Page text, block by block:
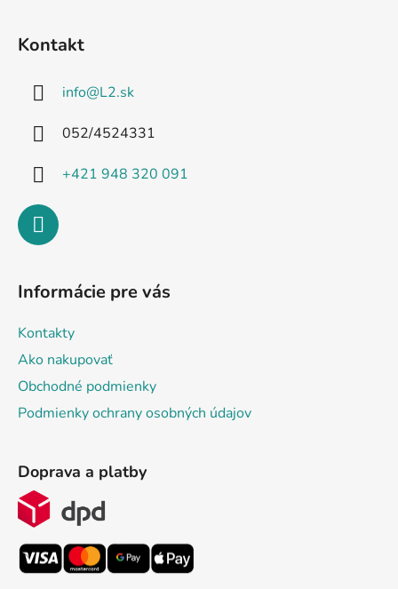
Kontakt
info@L2.sk
052/4524331
+421 948 320 091
Informácie pre vás
Kontakty
Ako nakupovať
Obchodné podmienky
Podmienky ochrany osobných údajov
Doprava a platby